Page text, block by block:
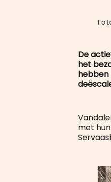
De
het
hebben
met